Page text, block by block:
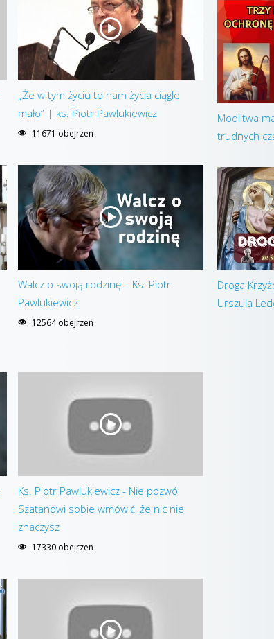
„Że w tym życiu to nam życia ciągle
mało” | ks. Piotr Pawlukiewicz
11671 obejrzen
Walcz o swoją rodzinę! - Ks. Piotr
Pawlukiewicz
12564 obejrzen
Ks. Piotr Pawlukiewicz - Nie pozwól
Szatanowi sobie wmówić, że nic nie
znaczysz
17330 obejrzen
Modlitwa
trudnych
Droga
Urszula